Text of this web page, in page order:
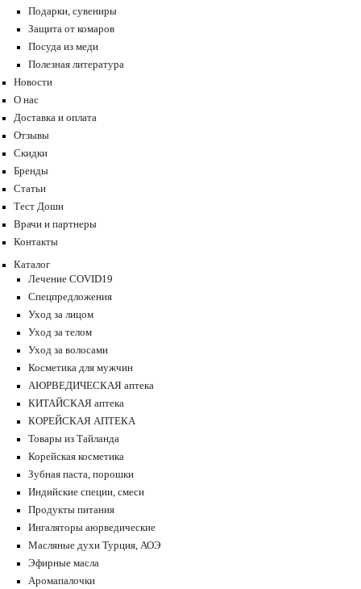
Подарки, сувениры
Защита от комаров
Посуда из меди
Полезная литература
Новости
О нас
Доставка и оплата
Отзывы
Скидки
Бренды
Статьи
Тест Доши
Врачи и партнеры
Контакты
Каталог
Лечение COVID19
Спецпредложения
Уход за лицом
Уход за телом
Уход за волосами
Косметика для мужчин
АЮРВЕДИЧЕСКАЯ аптека
КИТАЙСКАЯ аптека
КОРЕЙСКАЯ АПТЕКА
Товары из Тайланда
Корейская косметика
Зубная паста, порошки
Индийские специи, смеси
Продукты питания
Ингаляторы аюрведические
Масляные духи Турция, АОЭ
Эфирные масла
Аромапалочки